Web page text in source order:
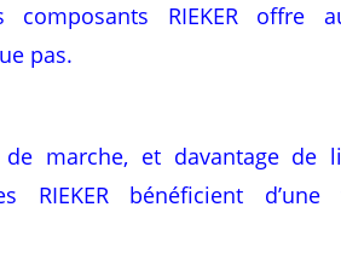
RIEKER offre
pas.
marche, et davantage de
RIEKER bénéficient d’une